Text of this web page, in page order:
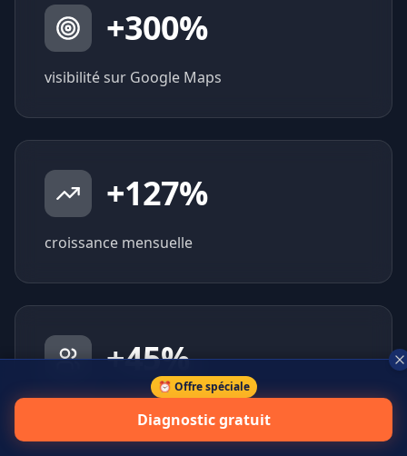
+300%
visibilité sur Google Maps
+127%
croissance mensuelle
+45%
⏰ Offre spéciale
Diagnostic gratuit